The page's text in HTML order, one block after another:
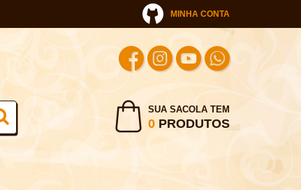
MINHA CONTA
SUA SACOLA TEM
0PRODUTOS